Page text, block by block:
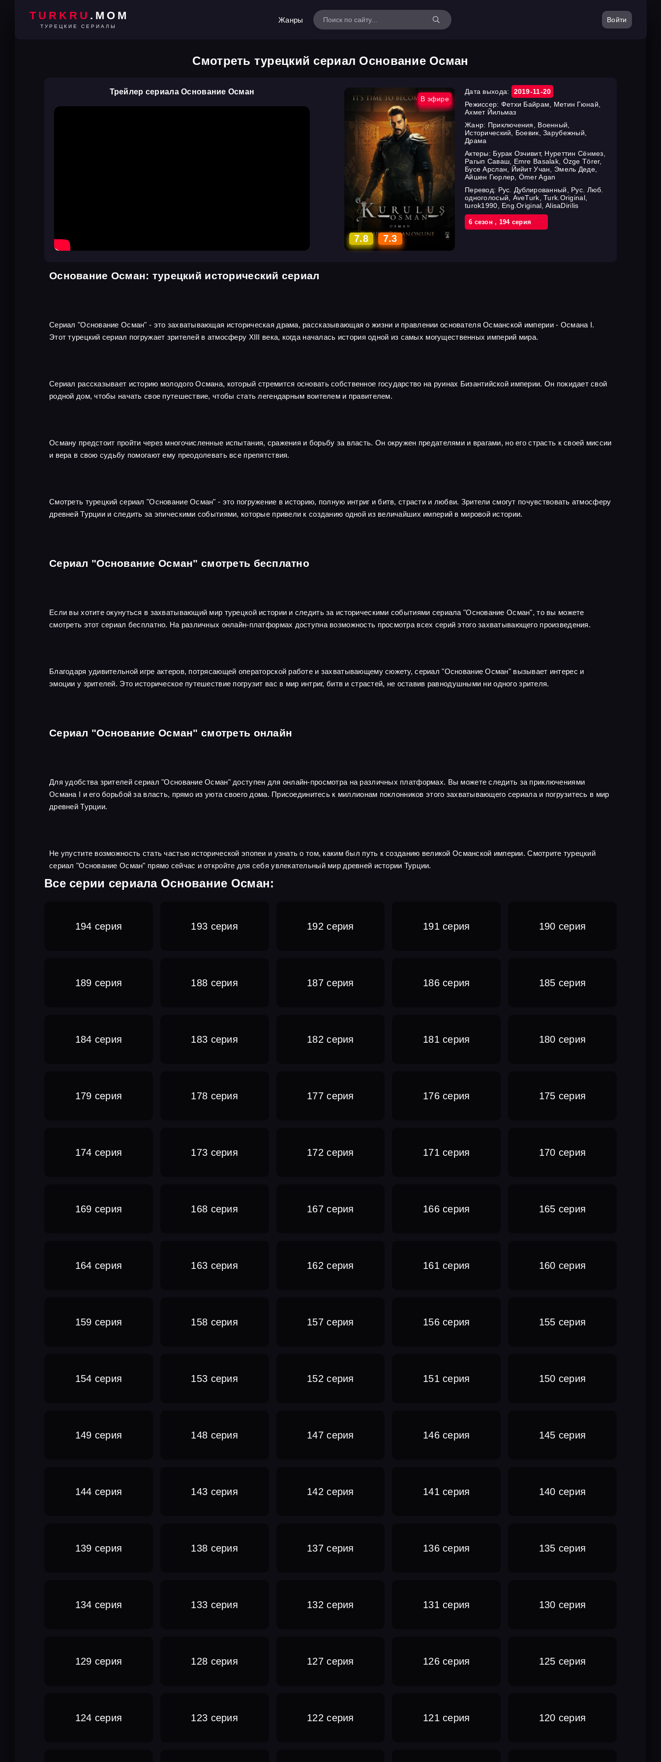
TURKRU .MOM
ТУРЕЦКИЕ СЕРИАЛЫ
Жанры Войти
Смотреть турецкий сериал Основание Осман
Трейлер сериала Основание Осман
В эфире
7.8 7.3
Дата выхода:
2019-11-20
Режиссер: Фетхи Байрам, Метин Гюнай,
Ахмет Йильмаз
Жанр: Приключения, Военный,
Исторический, Боевик, Зарубежный,
Драма
Актеры: Бурак Озчивит, Нуреттин Сёнмез,
Рагып Саваш, Emre Basalak, Özge Törer,
Бусе Арслан, Йийит Учан, Эмель Деде,
Айшен Гюрлер, Ömer Agan
Перевод: Рус. Дублированный, Рус. Люб.
одноголосый, AveTurk, Turk.Original,
turok1990, Eng.Original, AlisaDirilis
6 cезон, 194 cерия
Основание Осман: турецкий исторический сериал
Сериал "Основание Осман" - это захватывающая историческая драма, рассказывающая о жизни и правлении основателя Османской империи - Османа I.
Этот турецкий сериал погружает зрителей в атмосферу XIII века, когда началась история одной из самых могущественных империй мира.
Сериал рассказывает историю молодого Османа, который стремится основать собственное государство на руинах Бизантийской империи. Он покидает свой
родной дом, чтобы начать свое путешествие, чтобы стать легендарным воителем и правителем.
Осману предстоит пройти через многочисленные испытания, сражения и борьбу за власть. Он окружен предателями и врагами, но его страсть к своей миссии
и вера в свою судьбу помогают ему преодолевать все препятствия.
Смотреть турецкий сериал "Основание Осман" - это погружение в историю, полную интриг и битв, страсти и любви. Зрители смогут почувствовать атмосферу
древней Турции и следить за эпическими событиями, которые привели к созданию одной из величайших империй в мировой истории.
Сериал "Основание Осман" смотреть бесплатно
Если вы хотите окунуться в захватывающий мир турецкой истории и следить за историческими событиями сериала "Основание Осман", то вы можете
смотреть этот сериал бесплатно. На различных онлайн-платформах доступна возможность просмотра всех серий этого захватывающего произведения.
Благодаря удивительной игре актеров, потрясающей операторской работе и захватывающему сюжету, сериал "Основание Осман" вызывает интерес и
эмоции у зрителей. Это историческое путешествие погрузит вас в мир интриг, битв и страстей, не оставив равнодушными ни одного зрителя.
Сериал "Основание Осман" смотреть онлайн
Для удобства зрителей сериал "Основание Осман" доступен для онлайн-просмотра на различных платформах. Вы можете следить за приключениями
Османа I и его борьбой за власть, прямо из уюта своего дома. Присоединитесь к миллионам поклонников этого захватывающего сериала и погрузитесь в мир
древней Турции.
Не упустите возможность стать частью исторической эпопеи и узнать о том, каким был путь к созданию великой Османской империи. Смотрите турецкий
сериал "Основание Осман" прямо сейчас и откройте для себя увлекательный мир древней истории Турции.
Все серии сериала Основание Осман:
194 серия 193 серия 192 серия 191 серия 190 серия
189 серия 188 серия 187 серия 186 серия 185 серия
184 серия 183 серия 182 серия 181 серия 180 серия
179 серия 178 серия 177 серия 176 серия 175 серия
174 серия 173 серия 172 серия 171 серия 170 серия
169 серия 168 серия 167 серия 166 серия 165 серия
164 серия 163 серия 162 серия 161 серия 160 серия
159 серия 158 серия 157 серия 156 серия 155 серия
154 серия 153 серия 152 серия 151 серия 150 серия
149 серия 148 серия 147 серия 146 серия 145 серия
144 серия 143 серия 142 серия 141 серия 140 серия
139 серия 138 серия 137 серия 136 серия 135 серия
134 серия 133 серия 132 серия 131 серия 130 серия
129 серия 128 серия 127 серия 126 серия 125 серия
124 серия 123 серия 122 серия 121 серия 120 серия